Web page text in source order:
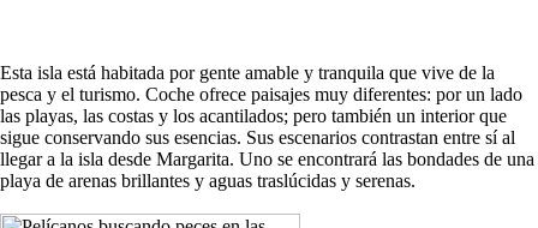
Esta isla está habitada por gente amable y tranquila que vive de la
pesca y el turismo. Coche ofrece paisajes muy diferentes: por un lado
las playas, las costas y los acantilados; pero también un interior que
sigue conservando sus esencias. Sus escenarios contrastan entre sí al
llegar a la isla desde Margarita. Uno se encontrará las bondades de una
playa de arenas brillantes y aguas traslúcidas y serenas.